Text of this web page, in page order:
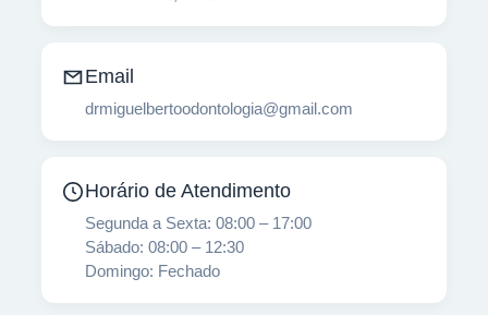
Email
drmiguelbertoodontologia@gmail.com
Horário de Atendimento
Segunda a Sexta: 08:00 – 17:00
Sábado: 08:00 – 12:30
Domingo: Fechado